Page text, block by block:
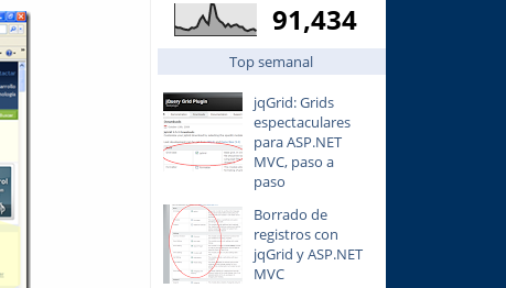
91,434
Top semanal
jqGrid: Grids
espectaculares
para ASP.NET
MVC, paso a
paso
Borrado de
registros con
jqGrid y ASP.NET
MVC